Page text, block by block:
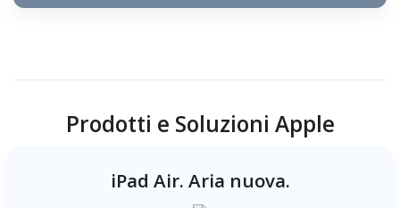
Prodotti e Soluzioni Apple
iPad Air. Aria nuova.